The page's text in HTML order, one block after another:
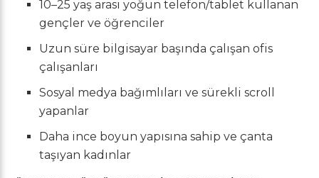
10–25 yaş arası yoğun telefon/tablet kullanan
gençler ve öğrenciler
Uzun süre bilgisayar başında çalışan ofis
çalışanları
Sosyal medya bağımlıları ve sürekli scroll
yapanlar
Daha ince boyun yapısına sahip ve çanta
taşıyan kadınlar